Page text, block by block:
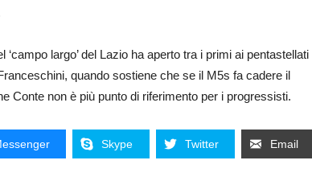
‘campo largo’ del Lazio ha aperto tra i primi ai pentastellati
quando sostiene che se il M5s fa cadere il
Conte non è più punto di riferimento per i progressisti.
Skype Twitter Email